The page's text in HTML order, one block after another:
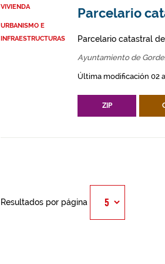
VIVIENDA
URBANISMO E
INFRAESTRUCTURAS
Parcelario
Parcelario catastral
Ayuntamiento de
Última modificación 02
ZIP
Resultados por página